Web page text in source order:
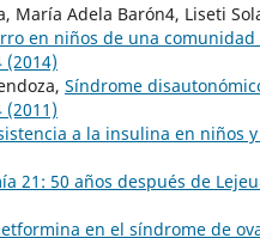
María Adela Barón4, Liseti
en niños de una comunidad
(2014)
Síndrome
(2011)
a la insulina en niños
21: 50 años después de
en el síndrome de